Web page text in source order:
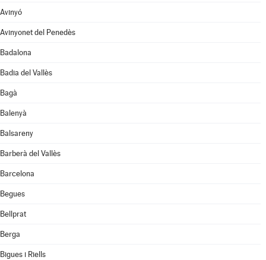
Avinyó
Avinyonet del Penedès
Badalona
Badia del Vallès
Bagà
Balenyà
Balsareny
Barberà del Vallès
Barcelona
Begues
Bellprat
Berga
Bigues i Riells